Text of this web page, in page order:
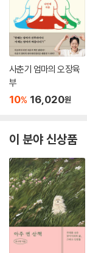
사춘기 엄마의 오장육
부
10% 16,020원
이 분야 신상품